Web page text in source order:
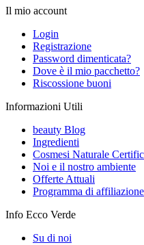
Il mio account
Login
Registrazione
Password dimenticata?
Dove è il mio pacchetto?
Riscossione buoni
Informazioni Utili
beauty Blog
Ingredienti
Cosmesi Naturale
Noi e il nostro ambiente
Offerte Attuali
Programma di affiliazione
Info Ecco Verde
Su di noi